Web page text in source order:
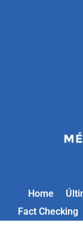
Home
Fact Checking